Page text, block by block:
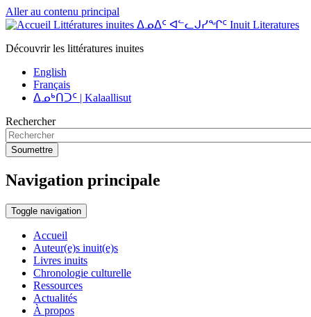
Aller au contenu principal
Littératures inuites ᐃᓄᐃᑦ ᐊᓪᓚᒍᓯᖏᑦ Inuit Literatures
Découvrir les littératures inuites
English
Français
ᐃᓄᒃᑎᑐᑦ | Kalaallisut
Rechercher
Soumettre
Navigation principale
Toggle navigation
Accueil
Auteur(e)s inuit(e)s
Livres inuits
Chronologie culturelle
Ressources
Actualités
À propos